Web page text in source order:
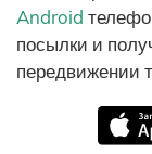
Android
посылки и
передвижении